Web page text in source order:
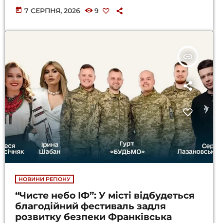
today 7 СЕРПНЯ, 2026 9
insert_link
НОВИНИ РЕГІОНУ
“Чисте небо ІФ”: У місті відбудеться
благодійний фестиваль задля
розвитку безпеки Франківська